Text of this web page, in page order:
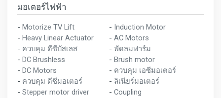
มอเตอร์ไฟฟ้า
- Motorize TV Lift - Induction Motor
- Heavy Linear Actuator - AC Motors
- ควบคุม ดีซีบัสเลส - พัดลมฟาร์ม
- DC Brushless - Brush motor
- DC Motors - ควบคุม เอซีมอเตอร์
- ควบคุม ดีซีมอเตอร์ - ลิเนียร์มอเตอร์
- Stepper motor driver - Coupling